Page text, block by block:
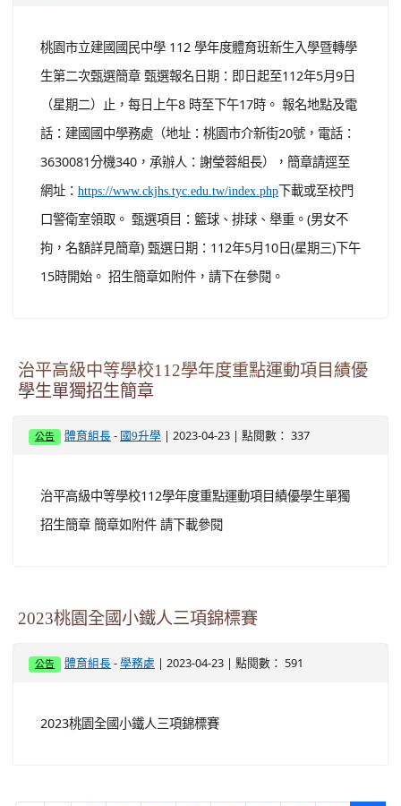
桃園市立建國國民中學 112 學年度體育班新生入學暨轉學
生第二次甄選簡章 甄選報名日期：即日起至112年5月9日
（星期二）止，每日上午8 時至下午17時。 報名地點及電
話：建國國中學務處（地址：桃園市介新街20號，電話：
3630081分機340，承辦人：謝瑩蓉組長），簡章請逕至
網址： https://www.ckjhs.tyc.edu.tw/index.php下載或至校門
口警衛室領取。 甄選項目：籃球、排球、舉重。(男女不
拘，名額詳見簡章) 甄選日期：112年5月10日(星期三)下午
15時開始。 招生簡章如附件，請下在參閱。
治平高級中等學校112學年度重點運動項目績優
學生單獨招生簡章
公告 體育組長 - 國9升學 | 2023-04-23 | 點閱數： 337
治平高級中等學校112學年度重點運動項目績優學生單獨
招生簡章 簡章如附件 請下載參閱
2023桃園全國小鐵人三項錦標賽
公告 體育組長 -學務處 | 2023-04-23 | 點閱數： 591
2023桃園全國小鐵人三項錦標賽